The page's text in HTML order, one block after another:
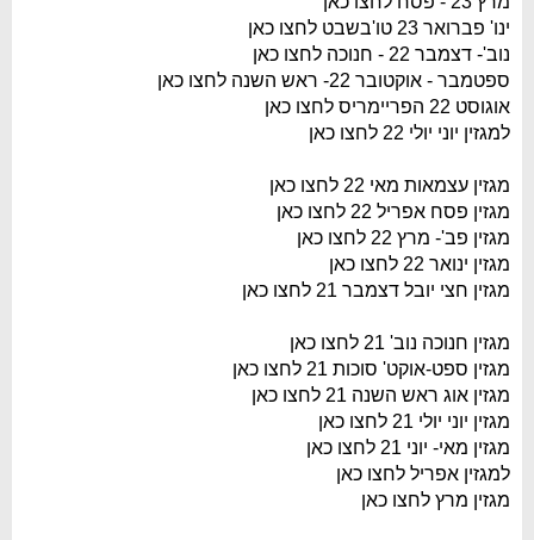
ינו' פברואר 23 טו'בשבט לחצו כאן
נוב'- דצמבר 22 - חנוכה לחצו כאן
ספטמבר - אוקטובר 22- ראש השנה לחצו כאן
אוגוסט 22 הפריימריס לחצו כאן
למגזין יוני יולי 22 לחצו כאן
מגזין עצמאות מאי 22 לחצו כאן
מגזין פסח אפריל 22 לחצו כאן
מגזין פב'- מרץ 22 לחצו כאן
מגזין ינואר 22 לחצו כאן
מגזין חצי יובל דצמבר 21 לחצו כאן
מגזין חנוכה נוב' 21 לחצו כאן
מגזין ספט-אוקט' סוכות 21 לחצו כאן
מגזין אוג ראש השנה 21 לחצו כאן
מגזין יוני יולי 21 לחצו כאן
מגזין מאי- יוני 21 לחצו כאן
למגזין אפריל לחצו כאן
מגזין מרץ לחצו כאן